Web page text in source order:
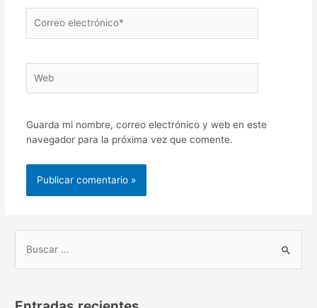
electrónico*
Guarda mi nombre, correo electrónico y web en este
navegador para la próxima vez que comente.
u